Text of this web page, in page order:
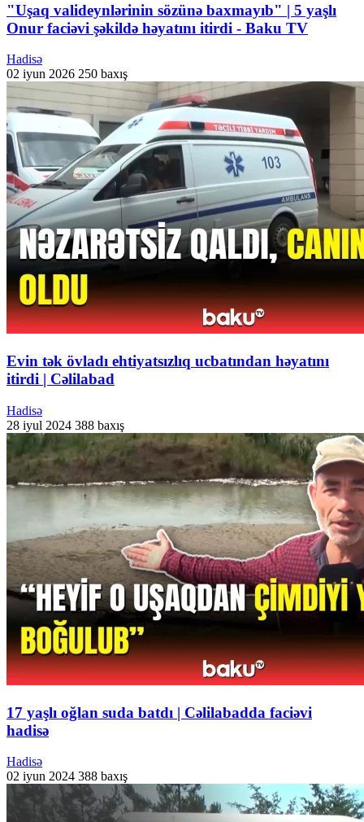
"Uşaq valideynlərinin sözünə baxmayıb" | 5 yaşlı
Onur faciəvi şəkildə həyatını itirdi - Baku TV
Hadisə
02 iyun 2026 250 baxış
Evin tək övladı ehtiyatsızlıq ucbatından həyatını
itirdi | Cəlilabad
Hadisə
28 iyul 2024 388 baxış
17 yaşlı oğlan suda batdı | Cəlilabadda faciəvi
hadisə
Hadisə
02 iyun 2024 388 baxış